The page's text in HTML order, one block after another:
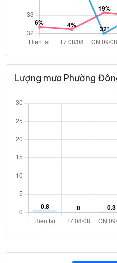
Lượng mưa Phường